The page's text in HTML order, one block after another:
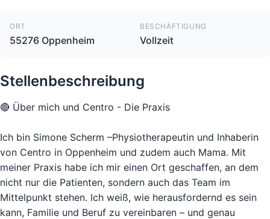
ORT
55276 Oppenheim
BESCHÄFTIGUNG
Vollzeit
Stellenbeschreibung
🔴 Über mich und Centro - Die Praxis
Ich bin Simone Scherm –Physiotherapeutin und Inhaberin
von Centro in Oppenheim und zudem auch Mama. Mit
meiner Praxis habe ich mir einen Ort geschaffen, an dem
nicht nur die Patienten, sondern auch das Team im
Mittelpunkt stehen. Ich weiß, wie herausfordernd es sein
kann, Familie und Beruf zu vereinbaren – und genau